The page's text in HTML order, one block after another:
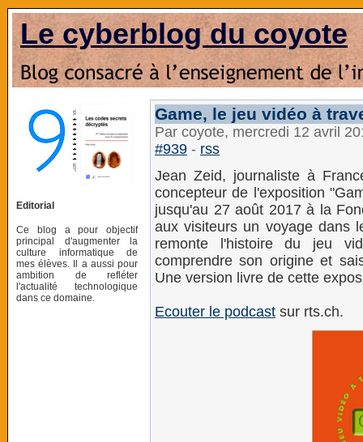
Le cyberblog du coyote
Editorial
Ce blog a pour objectif
principal d'augmenter la
culture informatique de
mes élèves. Il a aussi pour
ambition de refléter
l'actualité technologique
dans ce domaine.
Game, le jeu vidéo à
Par coyote, mercredi 12 avril
#939 - rss
Jean Zeid, journaliste à
concepteur de l'exposition
jusqu'au 27 août 2017 à la
aux visiteurs un voyage dans
remonte lʹhistoire du jeu
comprendre son origine et
Une version livre de cette
Ecouter le podcast sur rts.ch.